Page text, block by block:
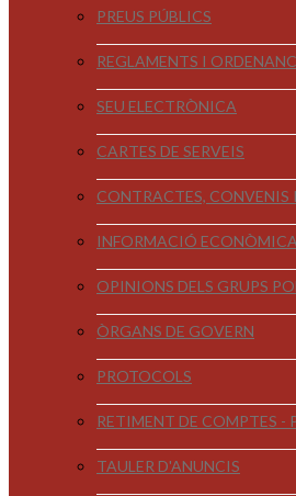
PREUS PÚBLICS
REGLAMENTS I
SEU ELECTRÒNICA
CARTES DE SERVEIS
CONTRACTES, CONVENIS
INFORMACIÓ ECONÒMICA
OPINIONS DELS GRUPS
ÒRGANS DE GOVERN
PROTOCOLS
RETIMENT DE COMPTES -
TAULER D'ANUNCIS